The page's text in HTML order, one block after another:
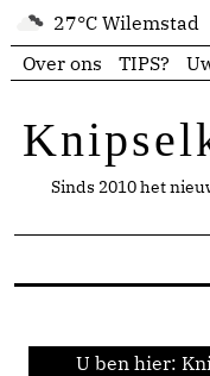
27°C Wilemstad
Over ons
TIPS?
Sinds 2010 het
U ben hier: